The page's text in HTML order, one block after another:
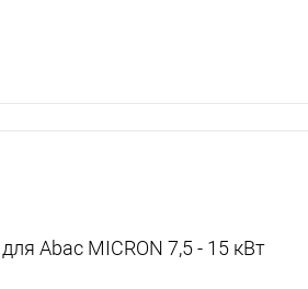
Abac MICRON 7,5 - 15 кВт